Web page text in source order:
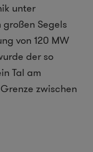
unter
Segels
von 120 MW
der so
Tal am
zwischen